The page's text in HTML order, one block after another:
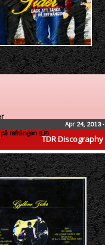
TDR Discography
refrängen (LP)
Apr 24, 2013•